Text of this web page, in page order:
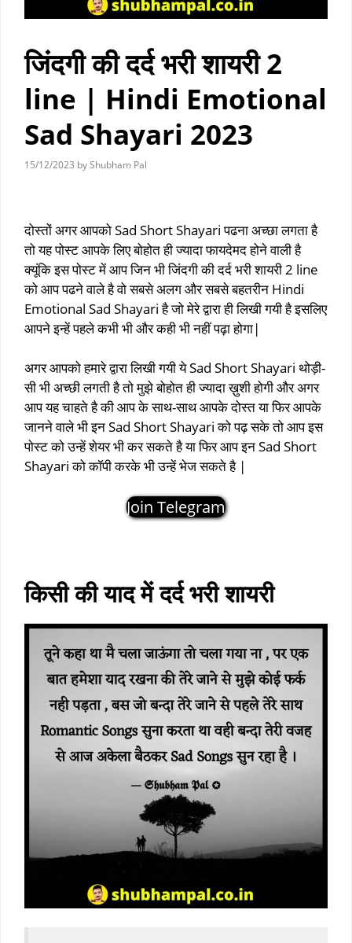
जिंदगी की दर्द भरी शायरी 2
line | Hindi Emotional
Sad Shayari 2023
15/12/2023 byShubham Pal
दोस्तों अगर आपको Sad Short Shayari पढना अच्छा लगता है
तो यह पोस्ट आपके लिए बोहोत ही ज्यादा फायदेमद होने वाली है
क्यूंकि इस पोस्ट में आप जिन भी जिंदगी की दर्द भरी शायरी 2 line
को आप पढने वाले है वो सबसे अलग और सबसे बहतरीन Hindi
Emotional Sad Shayari है जो मेरे द्वारा ही लिखी गयी है इसलिए
आपने इन्हें पहले कभी भी और कही भी नहीं पढ़ा होगा|
अगर आपको हमारे द्वारा लिखी गयी ये Sad Short Shayari थोड़ी-
सी भी अच्छी लगती है तो मुझे बोहोत ही ज्यादा ख़ुशी होगी और अगर
आप यह चाहते है की आप के साथ-साथ आपके दोस्त या फिर आपके
जानने वाले भी इन Sad Short Shayari को पढ़ सके तो आप इस
पोस्ट को उन्हें शेयर भी कर सकते है या फिर आप इन Sad Short
Shayari को कॉपी करके भी उन्हें भेज सकते है |
Join Telegram
किसी की याद में दर्द भरी शायरी